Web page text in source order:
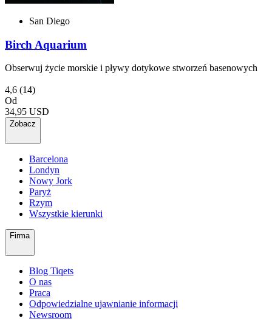
San Diego
Birch Aquarium
Obserwuj życie morskie i pływy dotykowe stworzeń basenowych
4,6 (14)
Od
34,95 USD
Zobacz
Barcelona
Londyn
Nowy Jork
Paryż
Rzym
Wszystkie kierunki
Firma
Blog Tiqets
O nas
Praca
Odpowiedzialne ujawnianie informacji
Newsroom